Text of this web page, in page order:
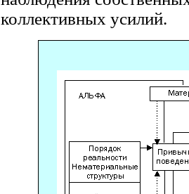
коллективных усилий.